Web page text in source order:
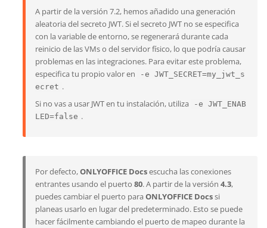
A partir de la versión 7.2, hemos añadido una generación
aleatoria del secreto JWT. Si el secreto JWT no se especifica
con la variable de entorno, se regenerará durante cada
reinicio de las VMs o del servidor físico, lo que podría causar
problemas en las integraciones. Para evitar este problema,
especifica tu propio valor en
-e JWT_SECRET=my_jwt_s
ecret .
Si no vas a usar JWT en tu instalación, utiliza
-e JWT_ENAB
LED=false .
Por defecto,ONLYOFFICE Docsescucha las conexiones
entrantes usando el puerto 80. A partir de la versión 4.3,
puedes cambiar el puerto para ONLYOFFICE Docssi
planeas usarlo en lugar del predeterminado. Esto se puede
hacer fácilmente cambiando el puerto de mapeo durante la